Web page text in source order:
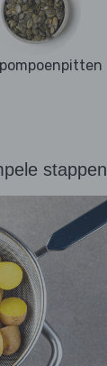
stappen